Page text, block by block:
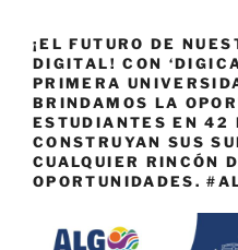
¡EL FUTURO DE
DIGITAL! CON
PRIMERA
BRINDAMOS LA
ESTUDIANTES EN 42
CONSTRUYAN SUS
CUALQUIER RINCÓN
OPORTUNIDADES.